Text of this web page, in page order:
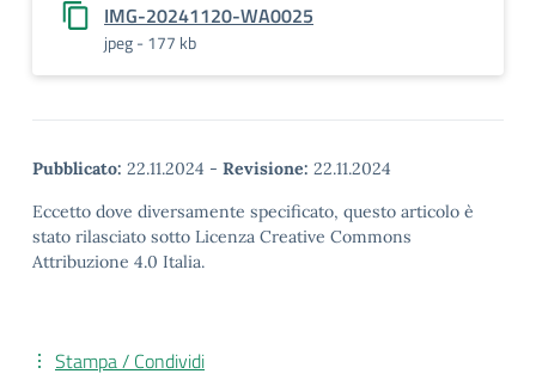
IMG-20241120-WA0025
jpeg - 177 kb
Pubblicato: 22.11.2024 - Revisione: 22.11.2024
Eccetto dove diversamente specificato, questo articolo è
stato rilasciato sotto Licenza Creative Commons
Attribuzione 4.0 Italia.
Stampa / Condividi